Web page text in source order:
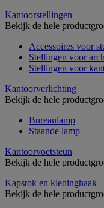
Kantoorstellingen
Bekijk de hele
Accessoires voor
Stellingen voor
Stellingen voor
Kantoorverlichting
Bekijk de hele
Bureaulamp
Staande lamp
Kantoorvoetsteun
Bekijk de hele
Kapstok en kledinghaak
Bekijk de hele